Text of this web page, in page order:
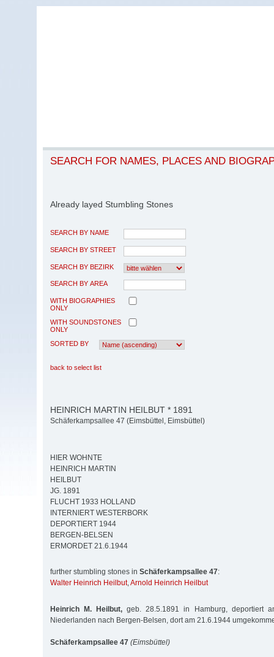
SEARCH FOR NAMES, PLACES AND
Already layed Stumbling Stones
SEARCH BY NAME
SEARCH BY STREET
SEARCH BY BEZIRK
SEARCH BY AREA
WITH BIOGRAPHIES
ONLY
WITH SOUNDSTONES
ONLY
SORTED BY
back to select list
HEINRICH MARTIN HEILBUT * 1891
Schäferkampsallee 47 (Eimsbüttel, Eimsbüttel)
HIER WOHNTE
HEINRICH MARTIN
HEILBUT
JG. 1891
FLUCHT 1933 HOLLAND
INTERNIERT WESTERBORK
DEPORTIERT 1944
BERGEN-BELSEN
ERMORDET 21.6.1944
further stumbling stones in Schäferkampsallee 47:
Walter Heinrich Heilbut,Arnold Heinrich Heilbut
Heinrich M. Heilbut, geb. 28.5.1891 in Hamburg, deportiert
Niederlanden nach Bergen-Belsen, dort am 21.6.1944
Schäferkampsallee 47 (Eimsbüttel)